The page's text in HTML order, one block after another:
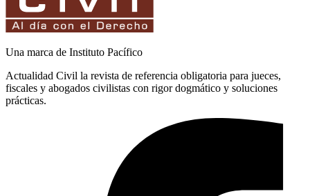
Una marca de Instituto Pacífico
Actualidad Civil la revista de referencia obligatoria para jueces,
fiscales y abogados civilistas con rigor dogmático y soluciones
prácticas.